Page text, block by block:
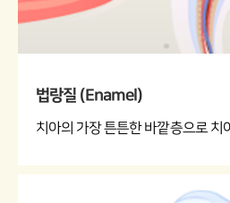
법랑질 (Enamel)
치아의 가장 튼튼한 바깥층으로 치